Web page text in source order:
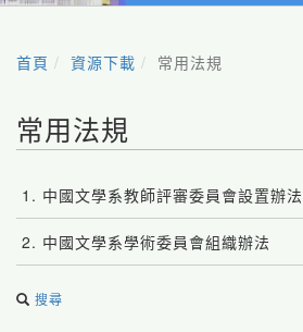
首頁 資源下載 常用法規
常用法規
1. 中國文學系教師評審委員會設置辦法
2. 中國文學系學術委員會組織辦法
搜尋